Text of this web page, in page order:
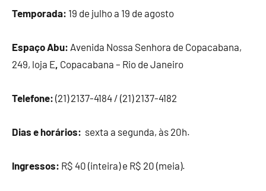
Temporada: 19 de julho a 19 de agosto
Espaço Abu: Avenida Nossa Senhora de Copacabana,
249, loja E, Copacabana – Rio de Janeiro
Telefone: (21) 2137-4184 / (21) 2137-4182
Dias e horários: sexta a segunda, às 20h.
Ingressos: R$ 40 (inteira) e R$ 20 (meia).